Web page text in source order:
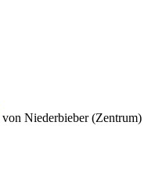
von Niederbieber (Zentrum)